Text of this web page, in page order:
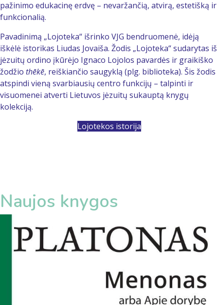
pažinimo edukacinę erdvę – nevaržančią, atvirą, estetišką ir
funkcionalią.
Pavadinimą „Lojoteka“ išrinko VJG bendruomenė, idėją
iškėlė istorikas Liudas Jovaiša. Žodis „Lojoteka“ sudarytas iš
jėzuitų ordino įkūrėjo Ignaco Lojolos pavardės ir graikiško
žodžio thēkē, reiškiančio saugyklą (plg. biblioteka). Šis žodis
atspindi vieną svarbiausių centro funkcijų – talpinti ir
visuomenei atverti Lietuvos jėzuitų sukauptą knygų
kolekciją.
Lojotekos istorija
Naujos knygos